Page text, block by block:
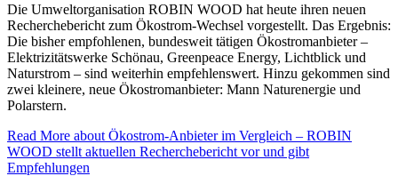
Die Umweltorganisation ROBIN WOOD hat heute ihren neuen
Recherchebericht zum Ökostrom-Wechsel vorgestellt. Das Ergebnis:
Die bisher empfohlenen, bundesweit tätigen Ökostromanbieter –
Elektrizitätswerke Schönau, Greenpeace Energy, Lichtblick und
Naturstrom – sind weiterhin empfehlenswert. Hinzu gekommen sind
zwei kleinere, neue Ökostromanbieter: Mann Naturenergie und
Polarstern.
Read More about Ökostrom-Anbieter im Vergleich – ROBIN
WOOD stellt aktuellen Recherchebericht vor und gibt
Empfehlungen